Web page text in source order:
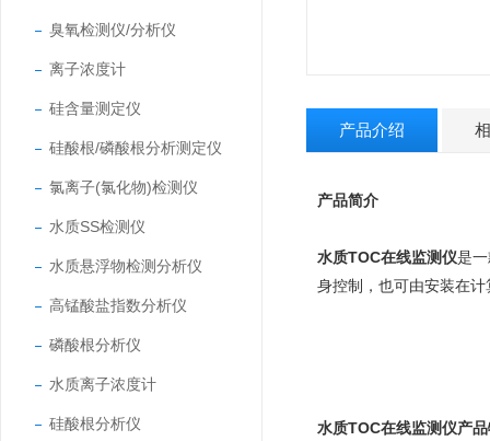
臭氧检测仪/分析仪
离子浓度计
硅含量测定仪
硅酸根/磷酸根分析测定仪
氯离子(氯化物)检测仪
水质SS检测仪
水质悬浮物检测分析仪
高锰酸盐指数分析仪
磷酸根分析仪
水质离子浓度计
硅酸根分析仪
产品介绍
产品简介
水质TOC在线监测仪是
身控制，也可由安装在
水质TOC在线监测仪产